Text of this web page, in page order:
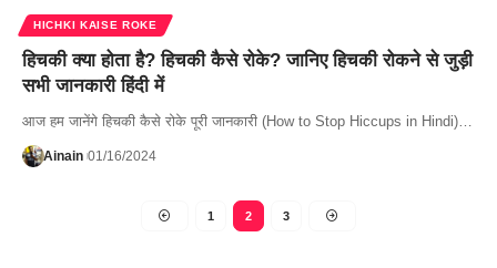
HICHKI KAISE ROKE
हिचकी क्या होता है? हिचकी कैसे रोके? जानिए हिचकी रोकने से जुड़ी
सभी जानकारी हिंदी में
आज हम जानेंगे हिचकी कैसे रोके पूरी जानकारी (How to Stop Hiccups in Hindi)…
Ainain 01/16/2024
1 2 3